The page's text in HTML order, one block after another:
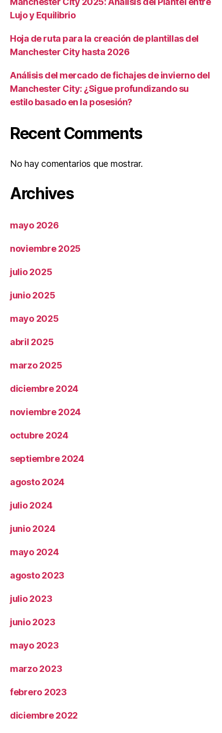
Lujo y Equilibrio
Hoja de ruta para la creación de plantillas del
Manchester City hasta 2026
Análisis del mercado de fichajes de invierno del
Manchester City: ¿Sigue profundizando su
estilo basado en la posesión?
Recent Comments
No hay comentarios que mostrar.
Archives
mayo 2026
noviembre 2025
julio 2025
junio 2025
mayo 2025
abril 2025
marzo 2025
diciembre 2024
noviembre 2024
octubre 2024
septiembre 2024
agosto 2024
julio 2024
junio 2024
mayo 2024
agosto 2023
julio 2023
junio 2023
mayo 2023
marzo 2023
febrero 2023
diciembre 2022